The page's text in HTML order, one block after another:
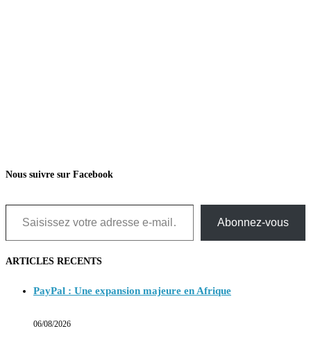
Nous suivre sur Facebook
Saisissez votre adresse e-mail…
Abonnez-vous
ARTICLES RECENTS
PayPal : Une expansion majeure en Afrique
06/08/2026